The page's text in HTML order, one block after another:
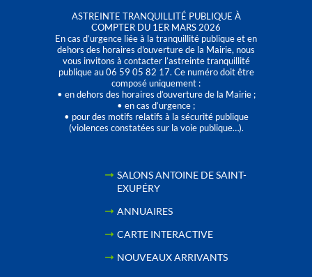
ASTREINTE TRANQUILLITÉ PUBLIQUE À
COMPTER DU 1ER MARS 2026
En cas d’urgence liée à la tranquillité publique et en
dehors des horaires d'ouverture de la Mairie, nous
vous invitons à contacter l’astreinte tranquillité
publique au 06 59 05 82 17. Ce numéro doit être
composé uniquement :
• en dehors des horaires d’ouverture de la Mairie ;
• en cas d’urgence ;
• pour des motifs relatifs à la sécurité publique
(violences constatées sur la voie publique…).
SALONS ANTOINE DE SAINT-
EXUPÉRY
ANNUAIRES
CARTE INTERACTIVE
NOUVEAUX ARRIVANTS